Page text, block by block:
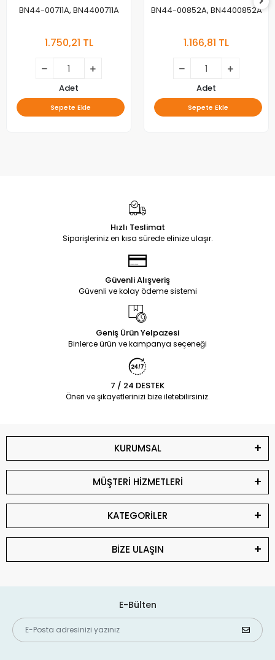
BN44-00711A, BN4400711A
1.750,21 TL
Adet
Sepete Ekle
BN44-00852A, BN4400852A
1.166,81 TL
Adet
Sepete Ekle
Hızlı Teslimat
Siparişleriniz en kısa sürede elinize ulaşır.
Güvenli Alışveriş
Güvenli ve kolay ödeme sistemi
Geniş Ürün Yelpazesi
Binlerce ürün ve kampanya seçeneği
7 / 24 DESTEK
Öneri ve şikayetlerinizi bize iletebilirsiniz.
KURUMSAL
MÜŞTERİ HİZMETLERİ
KATEGORİLER
BİZE ULAŞIN
E-Bülten